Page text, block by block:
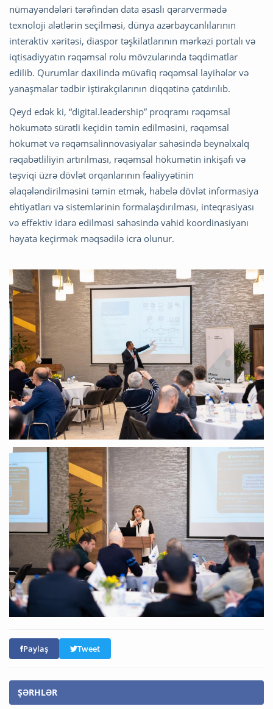
nümayəndələri tərəfindən data əsaslı qərarvermədə
texnoloji alətlərin seçilməsi, dünya azərbaycanlılarının
interaktiv xəritəsi, diaspor təşkilatlarının mərkəzi portalı və
iqtisadiyyatın rəqəmsal rolu mövzularında təqdimatlar
edilib. Qurumlar daxilində müvafiq rəqəmsal layihələr və
yanaşmalar tədbir iştirakçılarının diqqətinə çatdırılıb.
Qeyd edək ki, “digital.leadership” proqramı rəqəmsal
hökumətə sürətli keçidin təmin edilməsini, rəqəmsal
hökumət və rəqəmsalinnovasiyalar sahəsində beynəlxalq
rəqabətliliyin artırılması, rəqəmsal hökumətin inkişafı və
təşviqi üzrə dövlət orqanlarının fəaliyyətinin
əlaqələndirilməsini təmin etmək, habelə dövlət informasiya
ehtiyatları və sistemlərinin formalaşdırılması, inteqrasiyası
və effektiv idarə edilməsi sahəsində vahid koordinasiyanı
həyata keçirmək məqsədilə icra olunur.
Paylaş Tweet
ŞƏRHLƏR